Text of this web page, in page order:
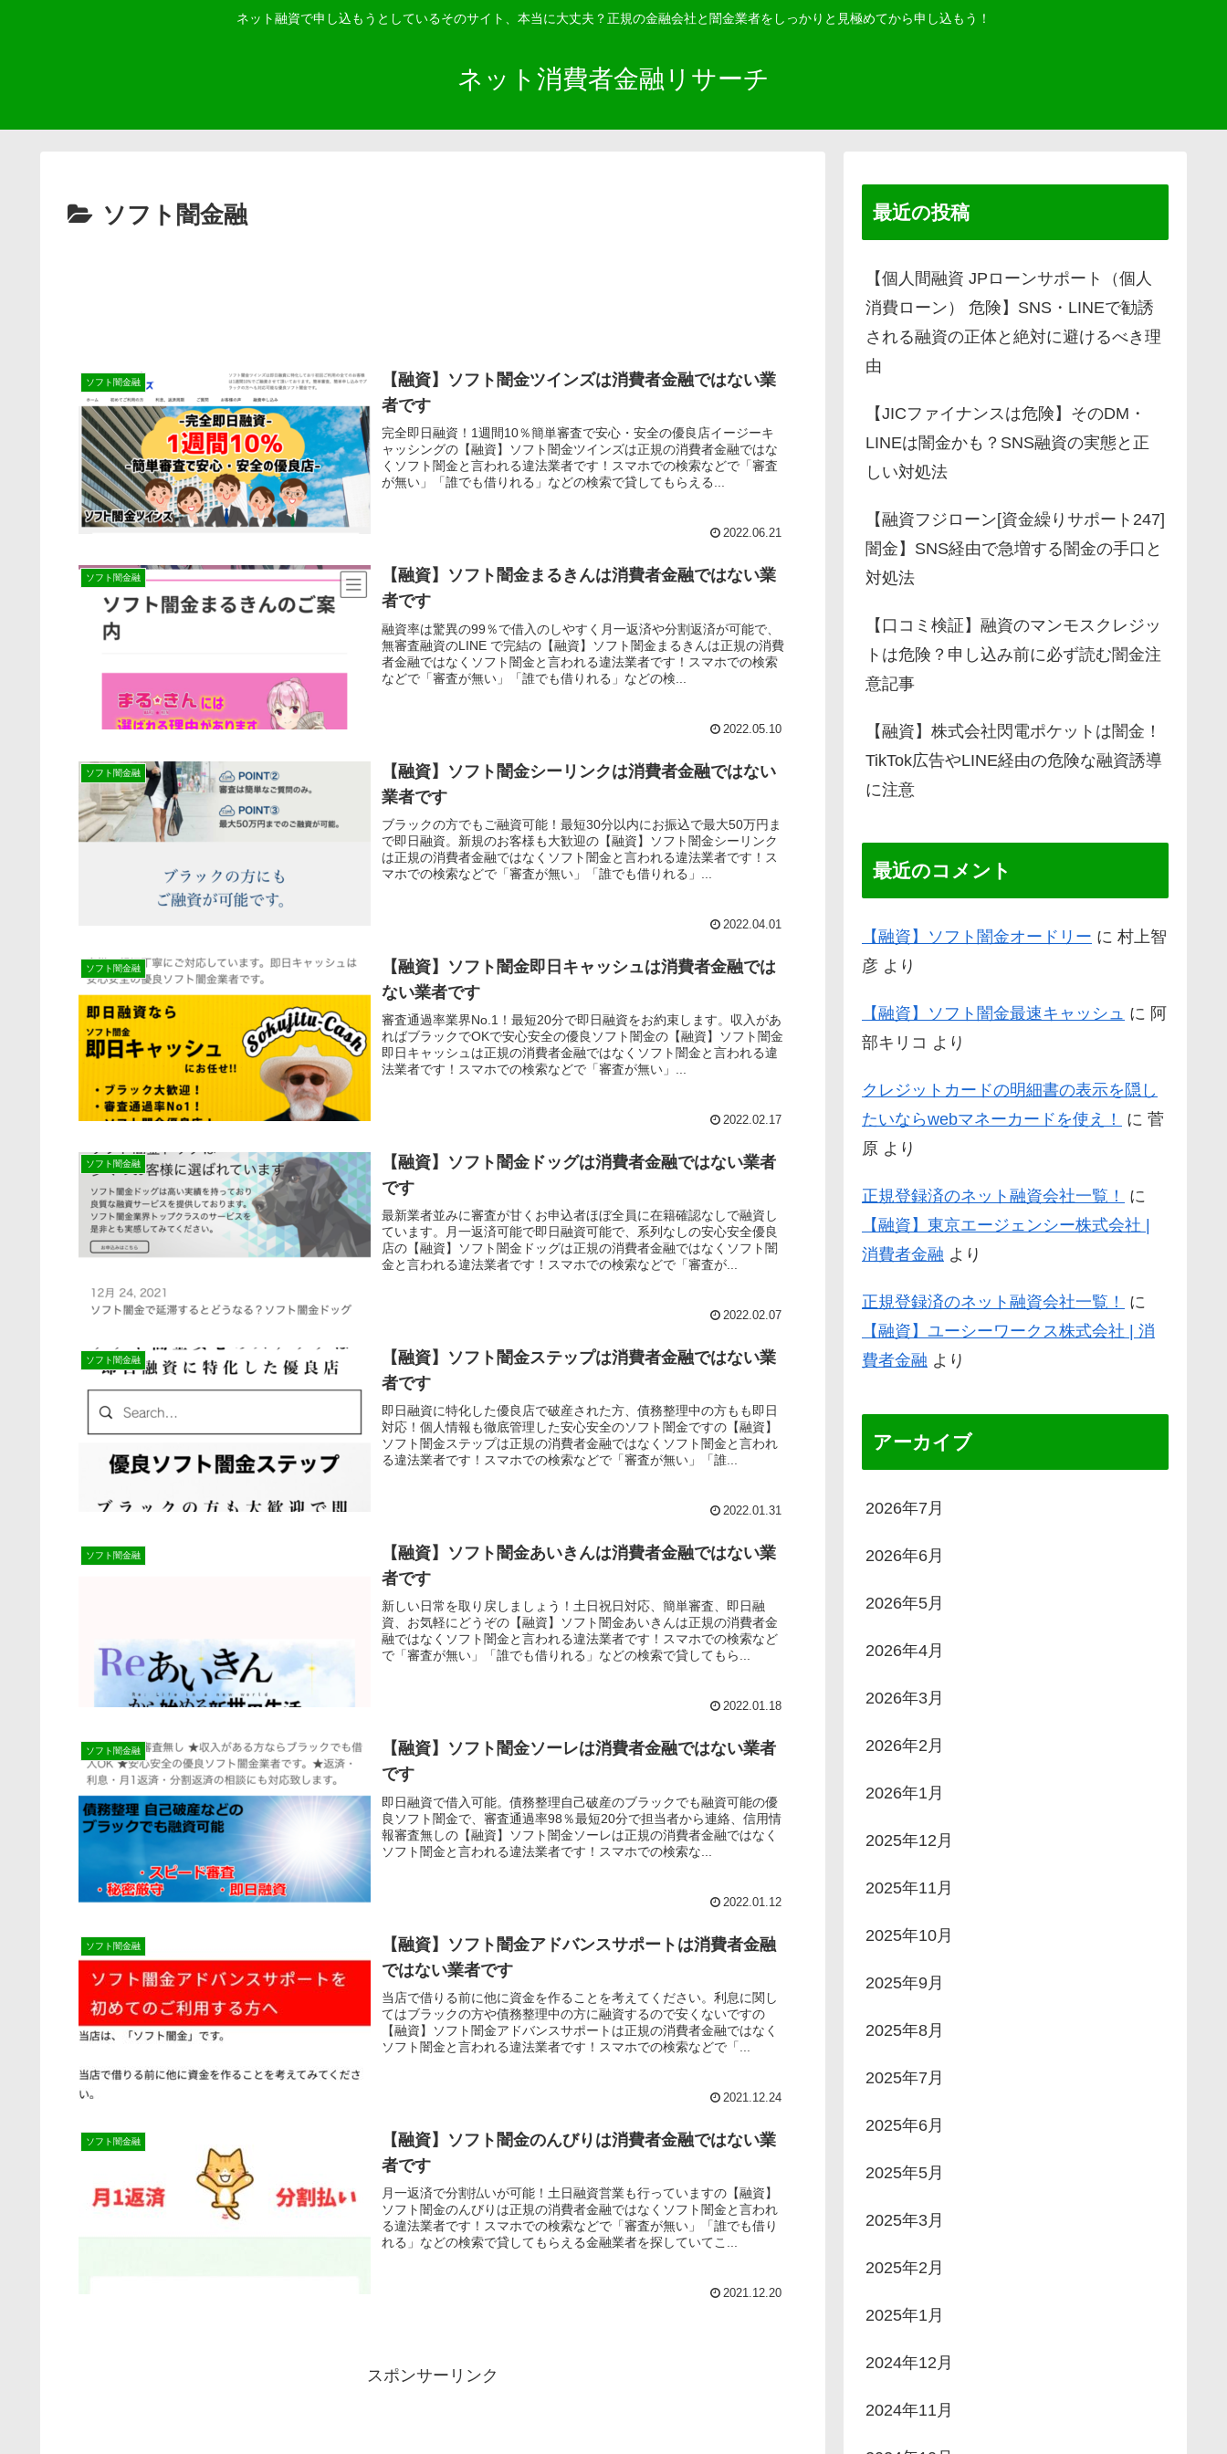
ネット融資で申し込もうとしているそのサイト、本当に大丈夫？正規の金融会社と闇金業者をしっかりと見極めてから申し込もう！
ネット消費者金融リサーチ
ソフト闇金融
ソフト闇金融
【融資】ソフト闇金ツインズは消費者金融ではない業
者です
完全即日融資！1週間10％簡単審査で安心・安全の優良店イージーキ
ャッシングの【融資】ソフト闇金ツインズは正規の消費者金融ではな
くソフト闇金と言われる違法業者です！スマホでの検索などで「審査
が無い」「誰でも借りれる」などの検索で貸してもらえる...
2022.06.21
ソフト闇金融
【融資】ソフト闇金まるきんは消費者金融ではない業
者です
融資率は驚異の99％で借入のしやすく月一返済や分割返済が可能で、
無審査融資のLINE で完結の【融資】ソフト闇金まるきんは正規の消費
者金融ではなくソフト闇金と言われる違法業者です！スマホでの検索
などで「審査が無い」「誰でも借りれる」などの検...
2022.05.10
ソフト闇金融
【融資】ソフト闇金シーリンクは消費者金融ではない
業者です
ブラックの方でもご融資可能！最短30分以内にお振込で最大50万円ま
で即日融資。新規のお客様も大歓迎の【融資】ソフト闇金シーリンク
は正規の消費者金融ではなくソフト闇金と言われる違法業者です！ス
マホでの検索などで「審査が無い」「誰でも借りれる」...
2022.04.01
ソフト闇金融
【融資】ソフト闇金即日キャッシュは消費者金融では
ない業者です
審査通過率業界No.1！最短20分で即日融資をお約束します。収入があ
ればブラックでOKで安心安全の優良ソフト闇金の【融資】ソフト闇金
即日キャッシュは正規の消費者金融ではなくソフト闇金と言われる違
法業者です！スマホでの検索などで「審査が無い」...
2022.02.17
ソフト闇金融
【融資】ソフト闇金ドッグは消費者金融ではない業者
です
最新業者並みに審査が甘くお申込者ほぼ全員に在籍確認なしで融資し
ています。月一返済可能で即日融資可能で、系列なしの安心安全優良
店の【融資】ソフト闇金ドッグは正規の消費者金融ではなくソフト闇
金と言われる違法業者です！スマホでの検索などで「審査が...
2022.02.07
ソフト闇金融
【融資】ソフト闇金ステップは消費者金融ではない業
者です
即日融資に特化した優良店で破産された方、債務整理中の方もも即日
対応！個人情報も徹底管理した安心安全のソフト闇金ですの【融資】
ソフト闇金ステップは正規の消費者金融ではなくソフト闇金と言われ
る違法業者です！スマホでの検索などで「審査が無い」「誰...
2022.01.31
ソフト闇金融
【融資】ソフト闇金あいきんは消費者金融ではない業
者です
新しい日常を取り戻しましょう！土日祝日対応、簡単審査、即日融
資、お気軽にどうぞの【融資】ソフト闇金あいきんは正規の消費者金
融ではなくソフト闇金と言われる違法業者です！スマホでの検索など
で「審査が無い」「誰でも借りれる」などの検索で貸してもら...
2022.01.18
ソフト闇金融
【融資】ソフト闇金ソーレは消費者金融ではない業者
です
即日融資で借入可能。債務整理自己破産のブラックでも融資可能の優
良ソフト闇金で、審査通過率98％最短20分で担当者から連絡、信用情
報審査無しの【融資】ソフト闇金ソーレは正規の消費者金融ではなく
ソフト闇金と言われる違法業者です！スマホでの検索な...
2022.01.12
ソフト闇金融
【融資】ソフト闇金アドバンスサポートは消費者金融
ではない業者です
当店で借りる前に他に資金を作ることを考えてください。利息に関し
てはブラックの方や債務整理中の方に融資するので安くないですの
【融資】ソフト闇金アドバンスサポートは正規の消費者金融ではなく
ソフト闇金と言われる違法業者です！スマホでの検索などで「...
2021.12.24
ソフト闇金融
【融資】ソフト闇金のんびりは消費者金融ではない業
者です
月一返済で分割払いが可能！土日融資営業も行っていますの【融資】
ソフト闇金のんびりは正規の消費者金融ではなくソフト闇金と言われ
る違法業者です！スマホでの検索などで「審査が無い」「誰でも借り
れる」などの検索で貸してもらえる金融業者を探していてこ...
2021.12.20
スポンサーリンク
最近の投稿
【個人間融資 JPローンサポート（個人
消費ローン） 危険】SNS・LINEで勧誘
される融資の正体と絶対に避けるべき理
由
【JICファイナンスは危険】そのDM・
LINEは闇金かも？SNS融資の実態と正
しい対処法
【融資フジローン[資金繰りサポート247]
闇金】SNS経由で急増する闇金の手口と
対処法
【口コミ検証】融資のマンモスクレジッ
トは危険？申し込み前に必ず読む闇金注
意記事
【融資】株式会社閃電ポケットは闇金！
TikTok広告やLINE経由の危険な融資誘導
に注意
最近のコメント
【融資】ソフト闇金オードリー に 村上智
彦 より
【融資】ソフト闇金最速キャッシュ に 阿
部キリコ より
クレジットカードの明細書の表示を隠し
たいならwebマネーカードを使え！
に 菅
原 より
正規登録済のネット融資会社一覧！
に
【融資】東京エージェンシー株式会社 |
消費者金融 より
正規登録済のネット融資会社一覧！
に
【融資】ユーシーワークス株式会社 | 消
費者金融 より
アーカイブ
2026年7月
2026年6月
2026年5月
2026年4月
2026年3月
2026年2月
2026年1月
2025年12月
2025年11月
2025年10月
2025年9月
2025年8月
2025年7月
2025年6月
2025年5月
2025年3月
2025年2月
2025年1月
2024年12月
2024年11月